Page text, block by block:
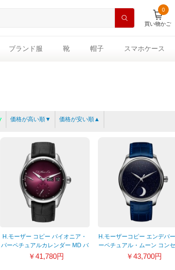
買い物かご
0
ブランド服 靴 帽子 スマホケース
価格が高い順▼ 価格が安い順▲
H.モーザー コピー パイオニア・
パーペチュアルカレンダー MD バ
ーガンディ 3808-1200
￥41,780円
H.モーザーコピー エンデバ
ーペチュアル・ムーン コン
アベンチュリン 1801-1201
￥43,700円